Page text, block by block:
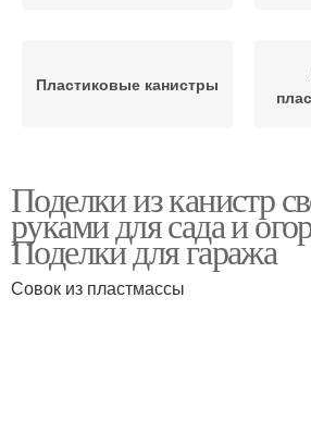
Пластиковые канистры
Канистры для дачи
Поделки из канистр
руками для сада и
Поделки для гаража
Совок из пластмассы